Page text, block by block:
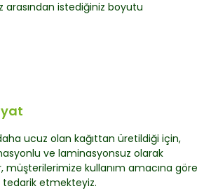
arasından istediğiniz boyutu
ucuz olan kağıttan üretildiği için,
ve laminasyonsuz olarak
müşterilerimize kullanım amacına göre
tedarik etmekteyiz.